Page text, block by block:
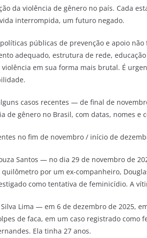
da violência de gênero no país. Cada
interrompida, um futuro negado.
públicas de prevenção e apoio
adequado, estrutura de rede,
em sua forma mais brutal. É
casos recentes — de final de
de gênero no Brasil, com datas, nomes
no fim de novembro / início de
Santos — no dia 29 de novembro de
quilômetro por um ex-companheiro,
como tentativa de feminicídio. A
Lima — em 6 de dezembro de 2025,
de faca, em um caso registrado como
Ela tinha 27 anos.